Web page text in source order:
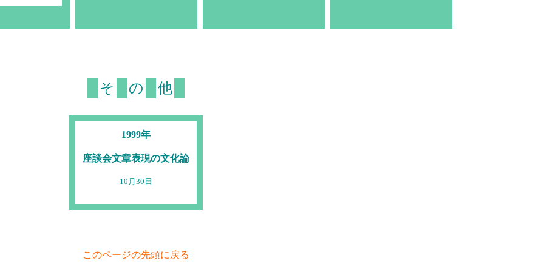
そ の 他
1999年
座談会文章表現の文化論
10月30日
このページの先頭に戻る